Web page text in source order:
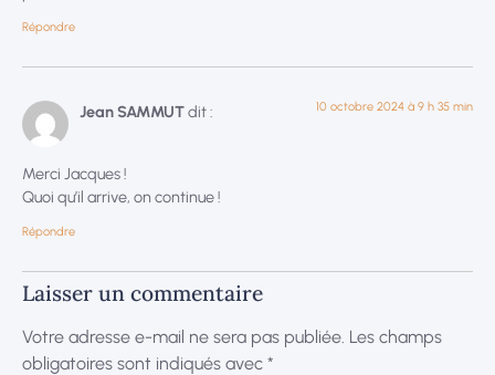
Répondre
Jean SAMMUTdit : 10 octobre 2024 à 9 h 35 min
Merci Jacques !
Quoi qu’il arrive, on continue !
Répondre
Laisser un commentaire
Votre adresse e-mail ne sera pas publiée. Les champs
obligatoires sont indiqués avec *